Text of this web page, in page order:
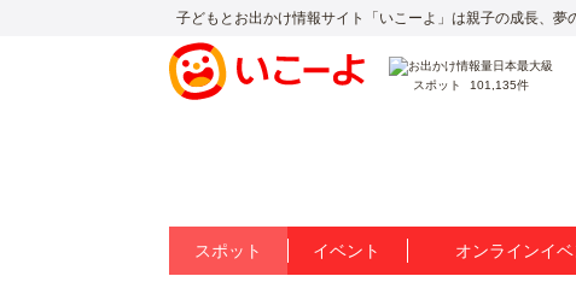
子どもとお出かけ情報サイト「いこーよ」は親子の成長、夢
スポット 101,135件
スポット イベント オンラインイベ